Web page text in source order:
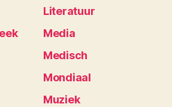
Literatuur
Media
Medisch
Mondiaal
Muziek